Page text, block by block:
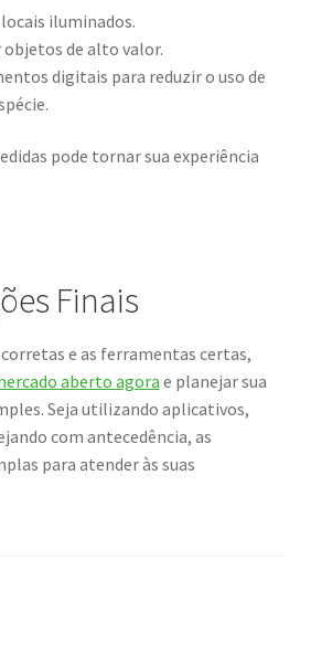
iluminados.
objetos de alto valor.
digitais para reduzir o uso de
pode tornar sua experiência
Finais
e as ferramentas certas,
aberto agora e planejar sua
Seja utilizando aplicativos,
com antecedência, as
para atender às suas